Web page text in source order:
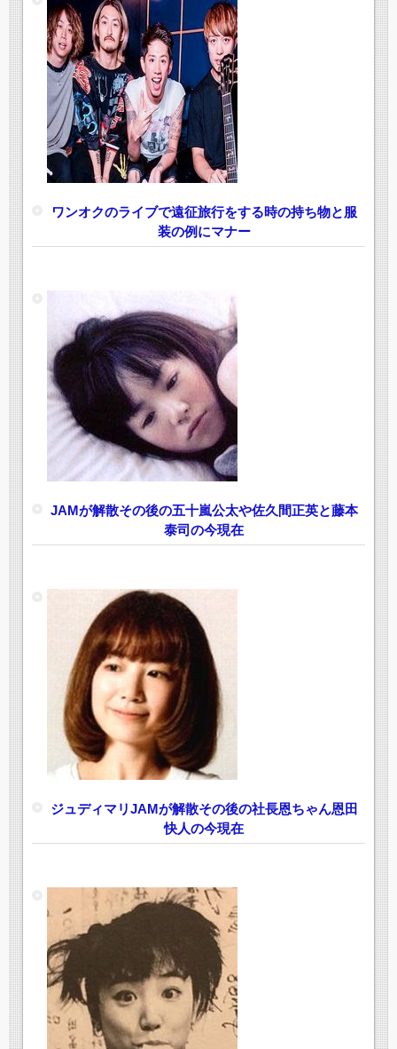
ワンオクのライブで遠征旅行をする時の持ち物と服
装の例にマナー
JAMが解散その後の五十嵐公太や佐久間正英と藤本
泰司の今現在
ジュディマリJAMが解散その後の社長恩ちゃん恩田
快人の今現在